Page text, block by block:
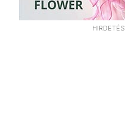
HIRDETÉS